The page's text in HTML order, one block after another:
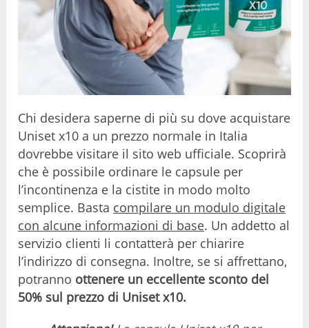
Chi desidera saperne di più su dove acquistare
Uniset x10 a un prezzo normale in Italia
dovrebbe visitare il sito web ufficiale. Scoprirà
che è possibile ordinare le capsule per
l’incontinenza e la cistite in modo molto
semplice. Basta compilare un modulo digitale
con alcune informazioni di base. Un addetto al
servizio clienti li contatterà per chiarire
l’indirizzo di consegna. Inoltre, se si affrettano,
potranno ottenere un eccellente sconto del
50% sul prezzo di Uniset x10.